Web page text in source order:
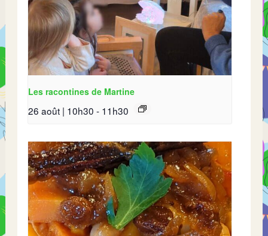
Les racontines de Martine
26 août | 10h30 - 11h30